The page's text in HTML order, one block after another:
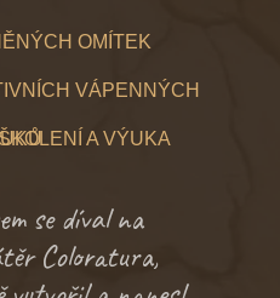
OMÍTEK
VÁPENNÝCH
A VÝUKA
se díval na
Coloratura,